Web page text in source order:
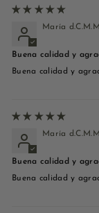
María
Buena calidad y
Buena calidad y
María
Buena calidad y
Buena calidad y